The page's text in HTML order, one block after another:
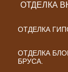
ОТДЕЛКА
ОТДЕЛКА
ОТДЕЛКА
БРУСА.